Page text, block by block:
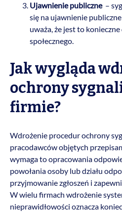
Ujawnienie publiczne –
się na ujawnienie
uważa, że jest to
społecznego.
Jak wygląda
ochrony
firmie?
Wdrożenie procedur ochrony
pracodawców objętych
wymaga to opracowania
powołania osoby lub działu
przyjmowanie zgłoszeń i
W wielu firmach wdrożenie
nieprawidłowości oznacza